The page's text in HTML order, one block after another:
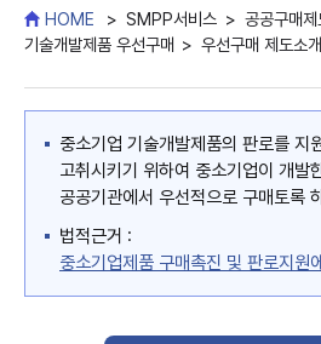
HOME SMPP서비스
공공구매제
기술개발제품 우선구매
우선구매 제도소개
중소기업 기술개발제품의 판로를 지
고취시키기 위하여 중소기업이 개발
공공기관에서 우선적으로 구매토록
법적근거 :
중소기업제품 구매촉진 및 판로지원